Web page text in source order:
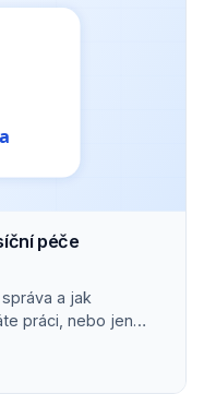
péče
a jak
práci, nebo jen